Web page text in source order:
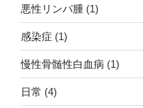
悪性リンパ腫 (1)
感染症 (1)
慢性骨髄性白血病 (1)
日常 (4)